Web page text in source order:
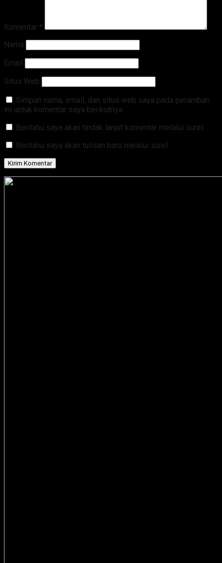
Komentar *
Nama
Email
Situs Web
Simpan nama, email, dan situs web saya pada peramban
ini untuk komentar saya berikutnya.
Beritahu saya akan tindak lanjut komentar melalui surel.
Beritahu saya akan tulisan baru melalui surel.